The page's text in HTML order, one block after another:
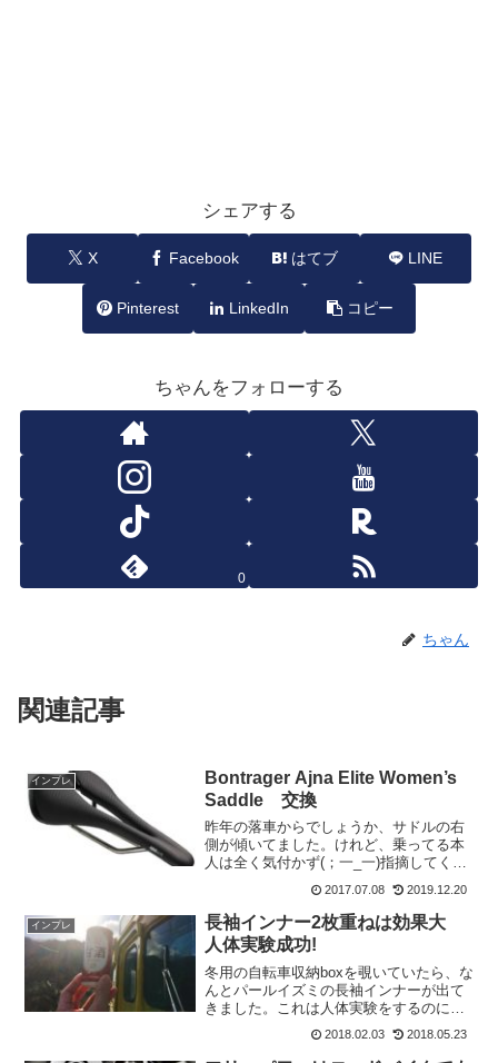
シェアする
X Facebook はてブ LINE
Pinterest LinkedIn コピー
ちゃんをフォローする
0
ちゃん
関連記事
インプレ
Bontrager Ajna Elite Women’s
Saddle 交換
昨年の落車からでしょうか、サドルの右
側が傾いてました。けれど、乗ってる本
人は全く気付かず(；一_一)指摘してくれ
たのは、後ろを走っていたOさん、しか
も久しぶりに一緒に走った時に、すぐに
わかったのです。その時には、あまり重
要性を感じてませんで...
2017.07.08 2019.12.20
インプレ
長袖インナー2枚重ねは効果大
人体実験成功!
冬用の自転車収納boxを覗いていたら、な
んとパールイズミの長袖インナーが出て
きました。これは人体実験をするのに最
適です。北方面は雪がふるかもしれない
天候です。今週水曜日と同じくらいの気
2018.02.03 2018.05.23